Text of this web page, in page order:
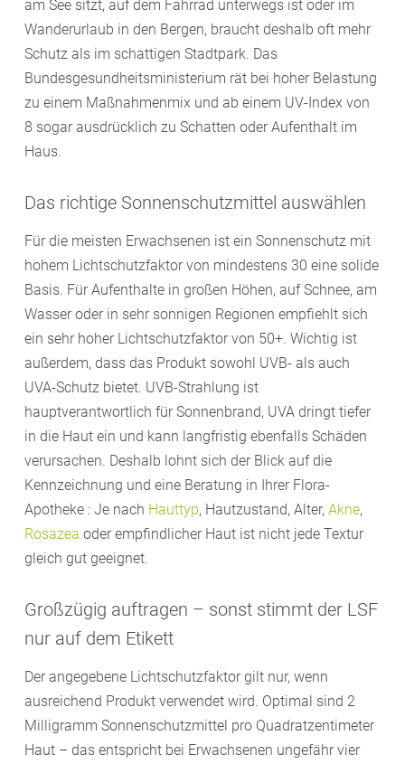
am See sitzt, auf dem Fahrrad unterwegs ist oder im
Wanderurlaub in den Bergen, braucht deshalb oft mehr
Schutz als im schattigen Stadtpark. Das
Bundesgesundheitsministerium rät bei hoher Belastung
zu einem Maßnahmenmix und ab einem UV-Index von
8 sogar ausdrücklich zu Schatten oder Aufenthalt im
Haus.
Das richtige Sonnenschutzmittel auswählen
Für die meisten Erwachsenen ist ein Sonnenschutz mit
hohem Lichtschutzfaktor von mindestens 30 eine solide
Basis. Für Aufenthalte in großen Höhen, auf Schnee, am
Wasser oder in sehr sonnigen Regionen empfiehlt sich
ein sehr hoher Lichtschutzfaktor von 50+. Wichtig ist
außerdem, dass das Produkt sowohl UVB- als auch
UVA-Schutz bietet. UVB-Strahlung ist
hauptverantwortlich für Sonnenbrand, UVA dringt tiefer
in die Haut ein und kann langfristig ebenfalls Schäden
verursachen. Deshalb lohnt sich der Blick auf die
Kennzeichnung und eine Beratung in Ihrer Flora-
Apotheke : Je nach Hauttyp, Hautzustand, Alter, Akne,
Rosazea oder empfindlicher Haut ist nicht jede Textur
gleich gut geeignet.
Großzügig auftragen – sonst stimmt der LSF
nur auf dem Etikett
Der angegebene Lichtschutzfaktor gilt nur, wenn
ausreichend Produkt verwendet wird. Optimal sind 2
Milligramm Sonnenschutzmittel pro Quadratzentimeter
Haut – das entspricht bei Erwachsenen ungefähr vier